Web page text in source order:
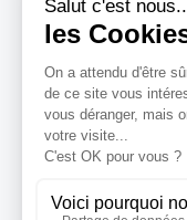
contact@piasa.fr